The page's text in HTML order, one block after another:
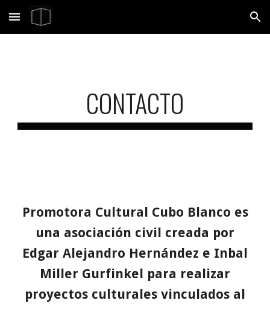
Skip to main content Skip to navigation
CONTACTO
Promotora Cultural Cubo Blanco es
una asociación civil creada por
Edgar Alejandro Hernández e Inbal
Miller Gurfinkel para realizar
proyectos culturales vinculados al